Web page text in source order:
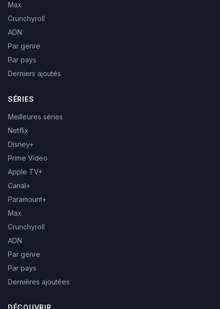
Max
Crunchyroll
ADN
Par genre
Par pays
Derniers ajoutés
SÉRIES
Meilleures séries
Netflix
Disney+
Prime Video
Apple TV+
Canal+
Paramount+
Max
Crunchyroll
ADN
Par genre
Par pays
Dernières ajoutées